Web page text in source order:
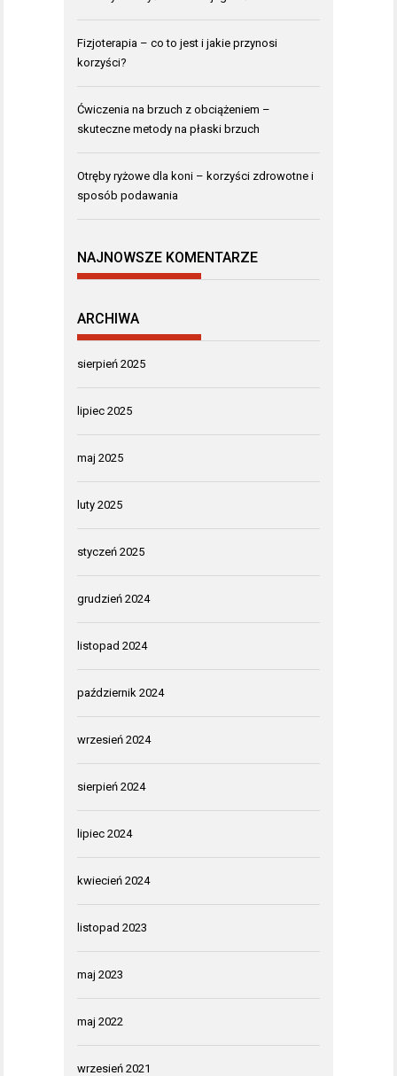
Fizjoterapia – co to jest i jakie przynosi
korzyści?
Ćwiczenia na brzuch z obciążeniem –
skuteczne metody na płaski brzuch
Otręby ryżowe dla koni – korzyści zdrowotne i
sposób podawania
NAJNOWSZE KOMENTARZE
ARCHIWA
sierpień 2025
lipiec 2025
maj 2025
luty 2025
styczeń 2025
grudzień 2024
listopad 2024
październik 2024
wrzesień 2024
sierpień 2024
lipiec 2024
kwiecień 2024
listopad 2023
maj 2023
maj 2022
wrzesień 2021